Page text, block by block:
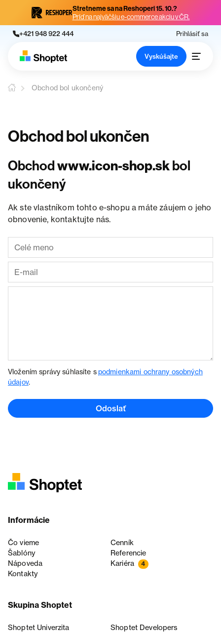
Stretneme sa na Reshoperi 15. 10.?
Príď na najväčšiu e-commerce akciu v ČR.
+421 948 922 444 Prihlásiť sa
Vyskúšajte
Obchod bol ukončený
Obchod bol ukončen
Obchodwww.icon-shop.skbol
ukončený
Ak ste vlastníkom tohto e-shopu a máte záujem o jeho
obnovenie, kontaktujte nás.
Vložením správy súhlasíte spodmienkami ochrany osobných
údajov.
Odoslať
Informácie
Čo vieme
Cenník
Šablóny
Referencie
Nápoveda
Kariéra 4
Kontakty
Skupina Shoptet
Shoptet Univerzita
Shoptet Developers